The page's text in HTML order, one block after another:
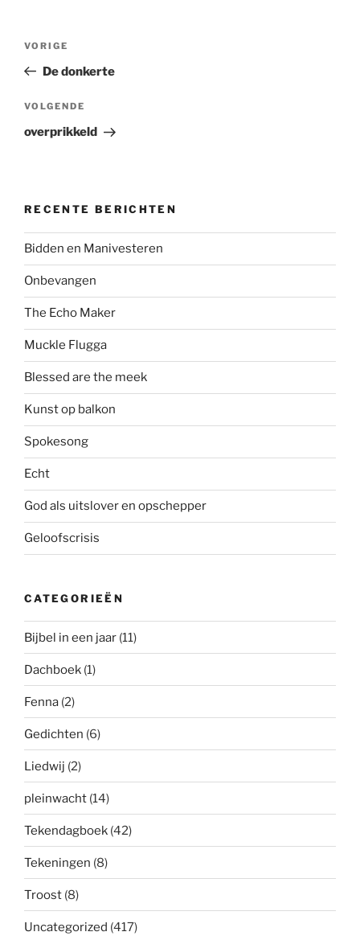
Vorig
bericht
VORIGE
De donkerte
Volgend
bericht
VOLGENDE
overprikkeld
RECENTE BERICHTEN
Bidden en Manivesteren
Onbevangen
The Echo Maker
Muckle Flugga
Blessed are the meek
Kunst op balkon
Spokesong
Echt
God als uitslover en opschepper
Geloofscrisis
CATEGORIEËN
Bijbel in een jaar (11)
Dachboek (1)
Fenna (2)
Gedichten (6)
Liedwij (2)
pleinwacht (14)
Tekendagboek (42)
Tekeningen (8)
Troost (8)
Uncategorized (417)